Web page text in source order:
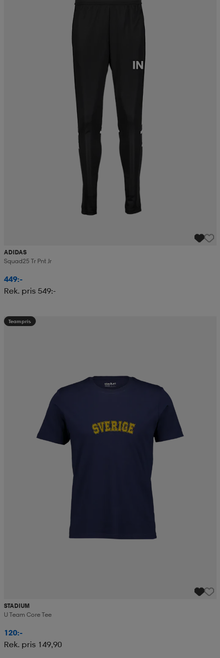
ADIDAS
Squad25 Tr Pnt Jr
449:-
Rek. pris 549:-
Teampris
STADIUM
U Team Core Tee
120:-
Rek. pris 149,90